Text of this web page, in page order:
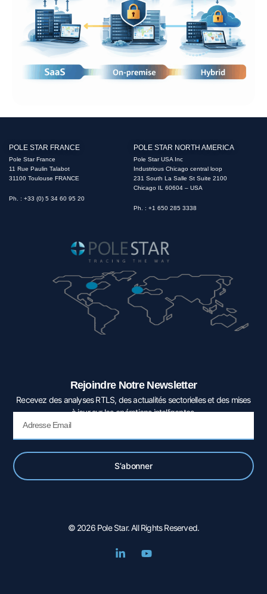
POLE STAR FRANCE
Pole Star France
11 Rue Paulin Talabot
31100 Toulouse FRANCE
Ph. : +33 (0) 5 34 60 95 20
POLE STAR NORTH AMERICA
Pole Star USA Inc
Industrious Chicago central loop
231 South La Salle St Suite 2100
Chicago IL 60604 – USA
Ph. : +1 650 285 3338
Rejoindre Notre Newsletter
Recevez des analyses RTLS, des actualités sectorielles et des mises
à jour sur les opérations intelligentes.
S’abonner
© 2026 Pole Star. All Rights Reserved.
L
Y